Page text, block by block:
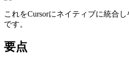
これをCursorにネイティブに統合
です。
要点